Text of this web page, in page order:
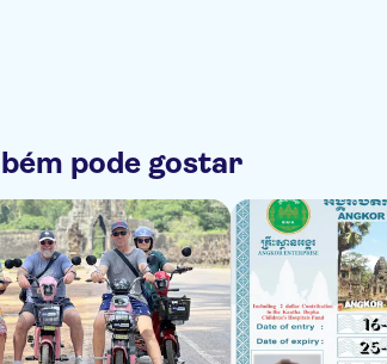
pode gostar